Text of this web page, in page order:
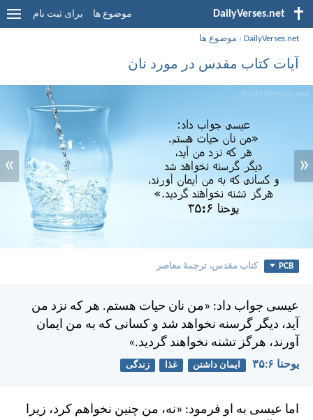
DailyVerses.net موضوع ها برای ثبت نام
DailyVerses.net
› موضوع ها
آیات کتاب مقدس در مورد نان
«
»
PCB کتاب مقدس، ترجمۀ معاصر
عيسی جواب داد: «من نان حيات هستم. هر كه نزد من
آيد، ديگر گرسنه نخواهد شد و كسانی كه به من ايمان
آورند، هرگز تشنه نخواهند گرديد.»
يوحنا ۶:‏۳۵ ایمان داشتن غذا زندگی
اما عيسی به او فرمود: «نه، من چنين نخواهم كرد، زيرا